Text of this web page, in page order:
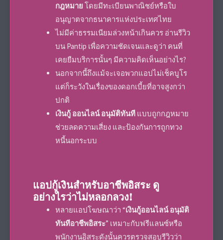
กฎหมาย โดยมีทะเบียนพาณิชย์หรือใบ
อนุญาตจากธนาคารแห่งประเทศไทย
ไม่มีค่าธรรมเนียมล่วงหน้าเกินควร อ่านรีวิว
บน Pantip เพื่อความชัดเจนและดูว่า คนที่
เคยยืมบริการนั้นๆ มีความคิดเห็นอย่างไร?
นอกจากนี้ถึงแม้จะเจอพวกแอปไม่เช็คบูโร
แต่ก็ระวังในเรื่องของดอกเบี้ยที่อาจสูงกว่า
ปกติ
เงินกู้ ออนไลน์ อนุมัติทันที แบบถูกกฎหมาย
ช่วยลดความเสี่ยง และป้องกันการถูกทวง
หนี้นอกระบบ
แอปกู้เงินสำหรับอาชีพอิสระ ดู
อย่างไรว่าไม่หลอกลวง!
หลายแอปโฆษณาว่า “เงินกู้ออนไลน์ อนุมัติ
ทันทีอาชีพอิสระ” เหมาะกับฟรีแลนซ์หรือ
พนักงานอิสระดังนั้นควรตรวจสอบรีวิวว่า